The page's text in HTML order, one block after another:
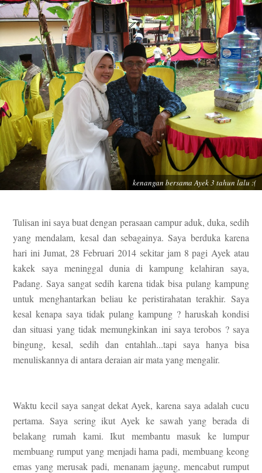
kenangan bersama Ayek 3 tahun lalu :(
Tulisan ini saya buat dengan perasaan campur aduk, duka, sedih
yang mendalam, kesal dan sebagainya. Saya berduka karena
hari ini Jumat, 28 Februari 2014 sekitar jam 8 pagi Ayek atau
kakek saya meninggal dunia di kampung kelahiran saya,
Padang. Saya sangat sedih karena tidak bisa pulang kampung
untuk menghantarkan beliau ke peristirahatan terakhir. Saya
kesal kenapa saya tidak pulang kampung ? haruskah kondisi
dan situasi yang tidak memungkinkan ini saya terobos ? saya
bingung, kesal, sedih dan entahlah...tapi saya hanya bisa
menuliskannya di antara deraian air mata yang mengalir.
Waktu kecil saya sangat dekat Ayek, karena saya adalah cucu
pertama. Saya sering ikut Ayek ke sawah yang berada di
belakang rumah kami. Ikut membantu masuk ke lumpur
membuang rumput yang menjadi hama padi, membuang keong
emas yang merusak padi, menanam jagung, mencabut rumput